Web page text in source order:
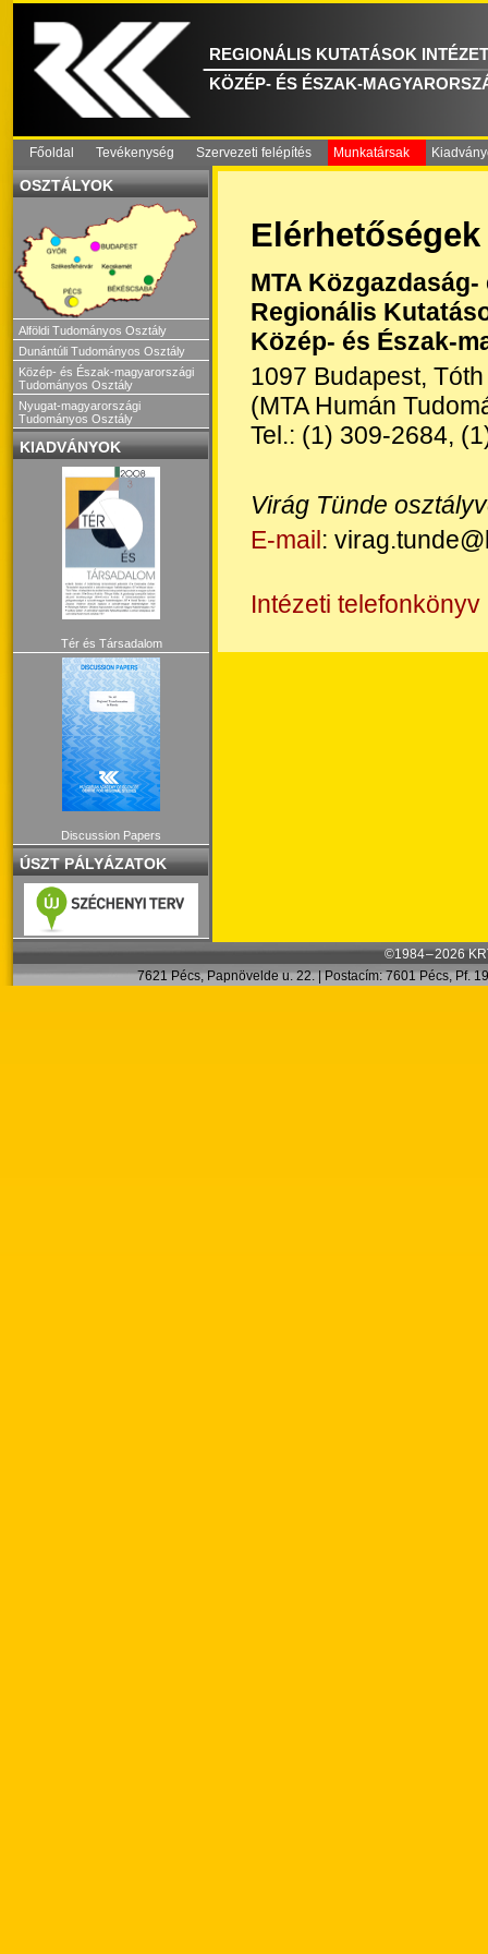
REGIONÁLIS KUTATÁSOK
KÖZÉP- ÉS ÉSZAK-
Főoldal Tevékenység Szervezeti felépítés Munkatársak
OSZTÁLYOK
Alföldi Tudományos Osztály
Dunántúli Tudományos Osztály
Közép- és Észak-magyarországi
Tudományos Osztály
Nyugat-magyarországi
Tudományos Osztály
KIADVÁNYOK
Tér és Társadalom
Discussion Papers
ÚSZT PÁLYÁZATOK
Elérhetőségek
MTA
Regionális
Közép- és Észak-
1097 Budapest,
(MTA Humán
Tel.: (1) 309-2684,
Virág Tünde
E-mail:
Intézeti telefonkönyv
©1984 – 2026
7621 Pécs, Papnövelde u. 22. | Postacím: 7601 Pécs, Pf.